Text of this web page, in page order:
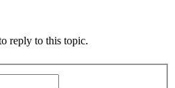
reply to this topic.